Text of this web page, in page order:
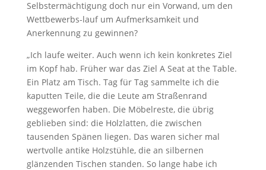
Selbstermächtigung doch nur ein Vorwand, um den
Wettbewerbs-lauf um Aufmerksamkeit und
Anerkennung zu gewinnen?
„Ich laufe weiter. Auch wenn ich kein konkretes Ziel
im Kopf hab. Früher war das Ziel A Seat at the Table.
Ein Platz am Tisch. Tag für Tag sammelte ich die
kaputten Teile, die die Leute am Straßenrand
weggeworfen haben. Die Möbelreste, die übrig
geblieben sind: die Holzlatten, die zwischen
tausenden Spänen liegen. Das waren sicher mal
wertvolle antike Holzstühle, die an silbernen
glänzenden Tischen standen. So lange habe ich